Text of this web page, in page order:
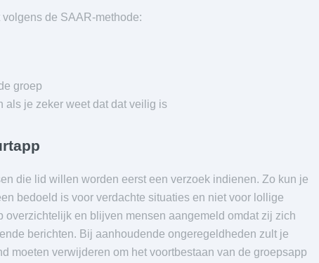
de SAAR-methode:
groep
als je zeker weet dat dat veilig is
die lid willen worden eerst een verzoek indienen. Zo kun je
bedoeld is voor verdachte situaties en niet voor lollige
overzichtelijk en blijven mensen aangemeld omdat zij zich
berichten. Bij aanhoudende ongeregeldheden zult je
moeten verwijderen om het voortbestaan van de groepsapp